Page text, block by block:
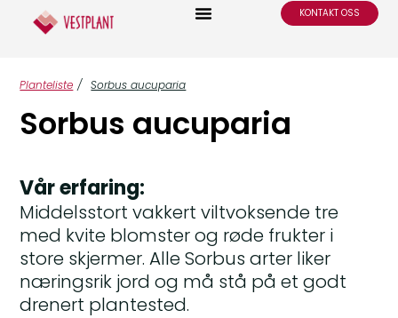
KONTAKT OSS
Planteliste / Sorbus aucuparia
Sorbus aucuparia
Vår erfaring:
Middelsstort vakkert viltvoksende tre
med kvite blomster og røde frukter i
store skjermer. Alle Sorbus arter liker
næringsrik jord og må stå på et godt
drenert plantested.